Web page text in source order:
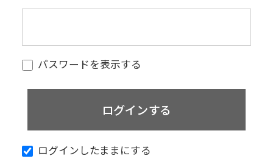
パスワードを表示する
ログインしたままにする